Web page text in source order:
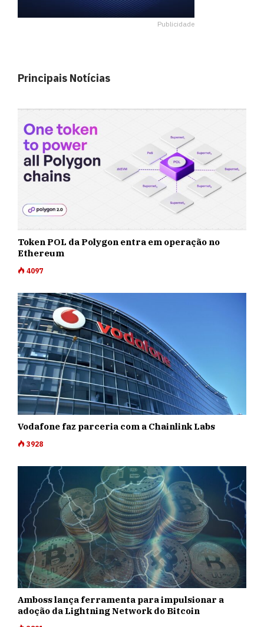
Publicidade
Principais Notícias
Token POL da Polygon entra em operação no
Ethereum
4097
Vodafone faz parceria com a Chainlink Labs
3928
Amboss lança ferramenta para impulsionar a
adoção da Lightning Network do Bitcoin